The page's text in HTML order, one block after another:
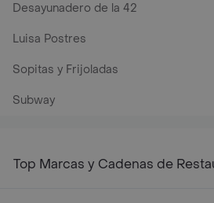
Desayunadero de la 42
Luisa Postres
Sopitas y Frijoladas
Subway
Top Marcas y Cadenas de